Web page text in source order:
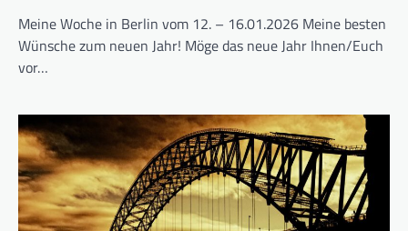
Meine Woche in Berlin vom 12. – 16.01.2026 Meine besten
Wünsche zum neuen Jahr! Möge das neue Jahr Ihnen/Euch
vor…